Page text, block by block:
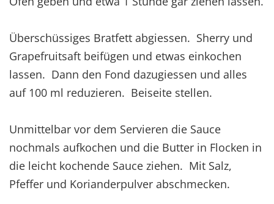
Überschüssiges Bratfett abgiessen. Sherry und
Grapefruitsaft beifügen und etwas einkochen
lassen. Dann den Fond dazugiessen und alles
auf 100 ml reduzieren. Beiseite stellen.
Unmittelbar vor dem Servieren die Sauce
nochmals aufkochen und die Butter in Flocken in
die leicht kochende Sauce ziehen. Mit Salz,
Pfeffer und Korianderpulver abschmecken.